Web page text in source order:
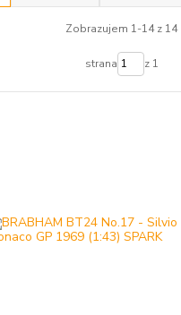
Zobrazujem 1-14 z 14
strana z 1